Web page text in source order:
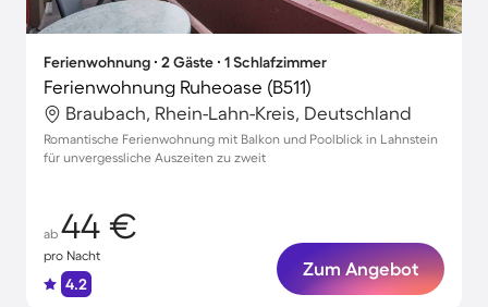
Ferienwohnung ∙ 2 Gäste ∙ 1 Schlafzimmer
Ferienwohnung Ruheoase (B511)
Braubach, Rhein-Lahn-Kreis, Deutschland
Romantische Ferienwohnung mit Balkon und Poolblick in Lahnstein
für unvergessliche Auszeiten zu zweit
ab 44 €
pro Nacht
4.2
Zum Angebot